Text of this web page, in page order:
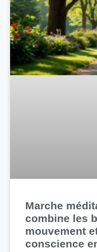
Marche
combine les
mouvement
conscience